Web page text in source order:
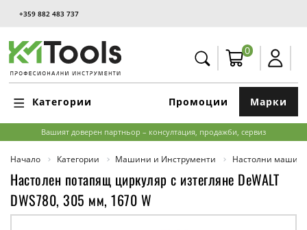
+359 882 483 737
0
Категории Марки
Промоции
Вашият доверен партньор – консултация, продажби, сервиз
Начало Категории Машини и Инструменти Настолни
Настолен потапящ циркуляр с изтегляне DeWALT
DWS780, 305 мм, 1670 W